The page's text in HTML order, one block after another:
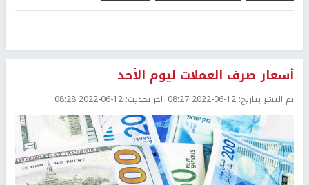
أسعار صرف العملات ليوم الأحد
تم النشر بتاريخ: 2022-06-12 08:27 اخر تحديث: 2022-06-12 08:28